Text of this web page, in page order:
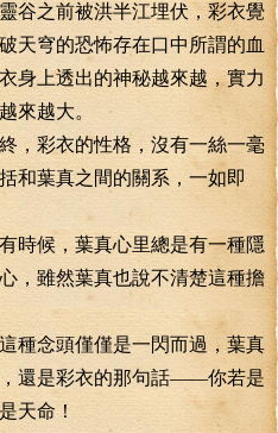
之前被洪半江埋伏，彩衣覺
天穹的恐怖存在口中所謂的血
身上透出的神秘越來越，實力
來越大。
彩衣的性格，沒有一絲一毫
和葉真之間的關系，一如即
候，葉真心里總是有一種隱
，雖然葉真也說不清楚這種擔
念頭僅僅是一閃而過，葉真
還是彩衣的那句話——你若是
天命！